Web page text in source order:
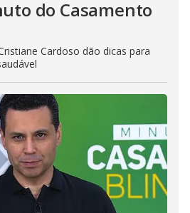
do Casamento
Cardoso dão dicas para